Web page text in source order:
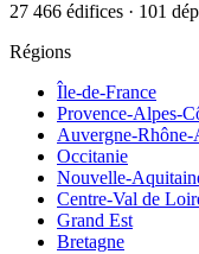
27 466 édifices · 101
Régions
Île-de-France
Provence-Alpes-
Auvergne-Rhône-
Occitanie
Nouvelle-
Centre-Val de
Grand Est
Bretagne